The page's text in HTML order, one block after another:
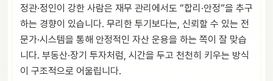
정관·정인이 강한 사람은 재무 관리에서도 “합리·안정”을 추구
하는 경향이 있습니다. 무리한 투기보다는, 신뢰할 수 있는 전
문가·시스템을 통해 안정적인 자산 운용을 하는 쪽이 잘 맞습
니다. 부동산·장기 투자처럼, 시간을 두고 천천히 키우는 방식
이 구조적으로 어울립니다.